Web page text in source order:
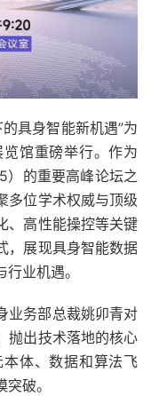
具身智能新机遇”为
馆重磅举行。作为
）的重要高峰论坛之
多位学术权威与顶级
、高性能操控等关键
，展现具身智能数据
业机遇。
业务部总裁姚卯青对
抛出技术落地的核心
体、数据和算法飞
破。